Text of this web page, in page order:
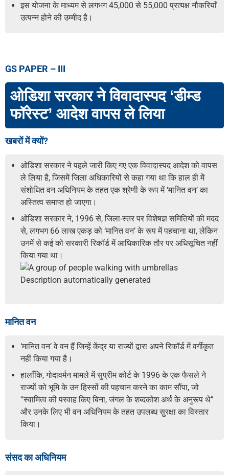
इस योजना के माध्यम से लगभग 45,000 से 55,000 प्रत्यक्ष नौकरियाँ
उत्पन्न होने की उम्मीद है।
GS PAPER – III
ओडिशा सरकार ने विवादास्पद ‘डीम्ड
फॉरेस्ट’ आदेश वापस ले लिया
खबरों में क्यों?
ओडिशा सरकार ने पहले जारी किए गए एक विवादास्पद आदेश को वापस
ले लिया है, जिसमें जिला अधिकारियों से कहा गया था कि हाल ही में
संशोधित वन अधिनियम के तहत एक श्रेणी के रूप में ‘मानित वन’ का
अस्तित्व समाप्त हो जाएगा।
ओडिशा सरकार ने, 1996 से, जिला-स्तर पर विशेषज्ञ समितियों की मदद
से, लगभग 66 लाख एकड़ को ‘मानित वन’ के रूप में पहचाना था, लेकिन
उनमें से कई को सरकारी रिकॉर्ड में आधिकारिक तौर पर अधिसूचित नहीं
किया गया था।
मानित वन
‘मानित वन’ वे वन हैं जिन्हें केंद्र या राज्यों द्वारा अपने रिकॉर्ड में वर्गीकृत
नहीं किया गया है।
हालाँकि, गोदावर्मन मामले में सुप्रीम कोर्ट के 1996 के एक फैसले ने
राज्यों को भूमि के उन हिस्सों की पहचान करने का काम सौंपा, जो
“स्वामित्व की परवाह किए बिना, जंगल के शब्दकोश अर्थ के अनुरूप थे”
और उनके लिए भी वन अधिनियम के तहत उपलब्ध सुरक्षा का विस्तार
किया।
संसद का अधिनियम